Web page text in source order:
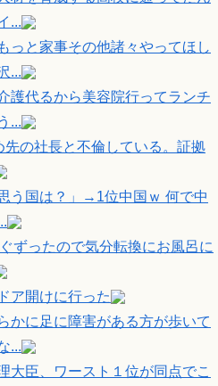
...
っと家事その他諸々やってほし
...
護代るから美容院行ってランチ
...
先の社長と不倫している。証拠
う国は？」→1位中国ｗ 何で中
ずったので気分転換にお風呂に
ア開けに行った
かに足に障害がある方が歩いて
...
大臣、ワースト１位が同点でこ